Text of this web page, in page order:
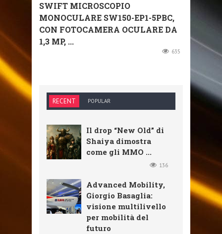
SWIFT MICROSCOPIO
MONOCULARE SW150-EP1-5PBC,
CON FOTOCAMERA OCULARE DA
1,3 MP, ...
635
RECENT POPULAR
Il drop “New Old” di
Shaiya dimostra
come gli MMO ...
136
Advanced Mobility,
Giorgio Basaglia:
visione multilivello
per mobilità del
futuro